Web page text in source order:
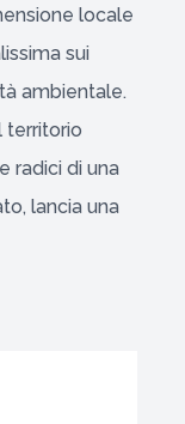
locale
sui
ambientale.
territorio
radici di una
lancia una